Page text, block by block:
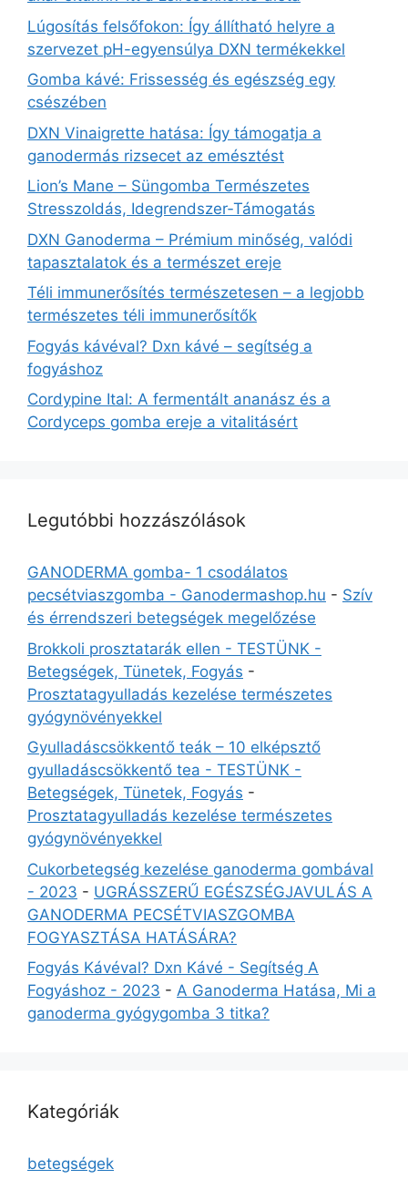
Lúgosítás felsőfokon: Így állítható helyre a
szervezet pH-egyensúlya DXN termékekkel
Gomba kávé: Frissesség és egészség egy
csészében
DXN Vinaigrette hatása: Így támogatja a
ganodermás rizsecet az emésztést
Lion’s Mane – Süngomba Természetes
Stresszoldás, Idegrendszer‑Támogatás
DXN Ganoderma – Prémium minőség, valódi
tapasztalatok és a természet ereje
Téli immunerősítés természetesen – a legjobb
természetes téli immunerősítők
Fogyás kávéval? Dxn kávé – segítség a
fogyáshoz
Cordypine Ital: A fermentált ananász és a
Cordyceps gomba ereje a vitalitásért
Legutóbbi hozzászólások
GANODERMA gomba- 1 csodálatos
pecsétviaszgomba - Ganodermashop.hu - Szív
és érrendszeri betegségek megelőzése
Brokkoli prosztatarák ellen - TESTÜNK -
Betegségek, Tünetek, Fogyás -
Prosztatagyulladás kezelése természetes
gyógynövényekkel
Gyulladáscsökkentő teák – 10 elképsztő
gyulladáscsökkentő tea - TESTÜNK -
Betegségek, Tünetek, Fogyás -
Prosztatagyulladás kezelése természetes
gyógynövényekkel
Cukorbetegség kezelése ganoderma gombával
- 2023 - UGRÁSSZERŰ EGÉSZSÉGJAVULÁS A
GANODERMA PECSÉTVIASZGOMBA
FOGYASZTÁSA HATÁSÁRA?
Fogyás Kávéval? Dxn Kávé - Segítség A
Fogyáshoz - 2023 - A Ganoderma Hatása, Mi a
ganoderma gyógygomba 3 titka?
Kategóriák
betegségek